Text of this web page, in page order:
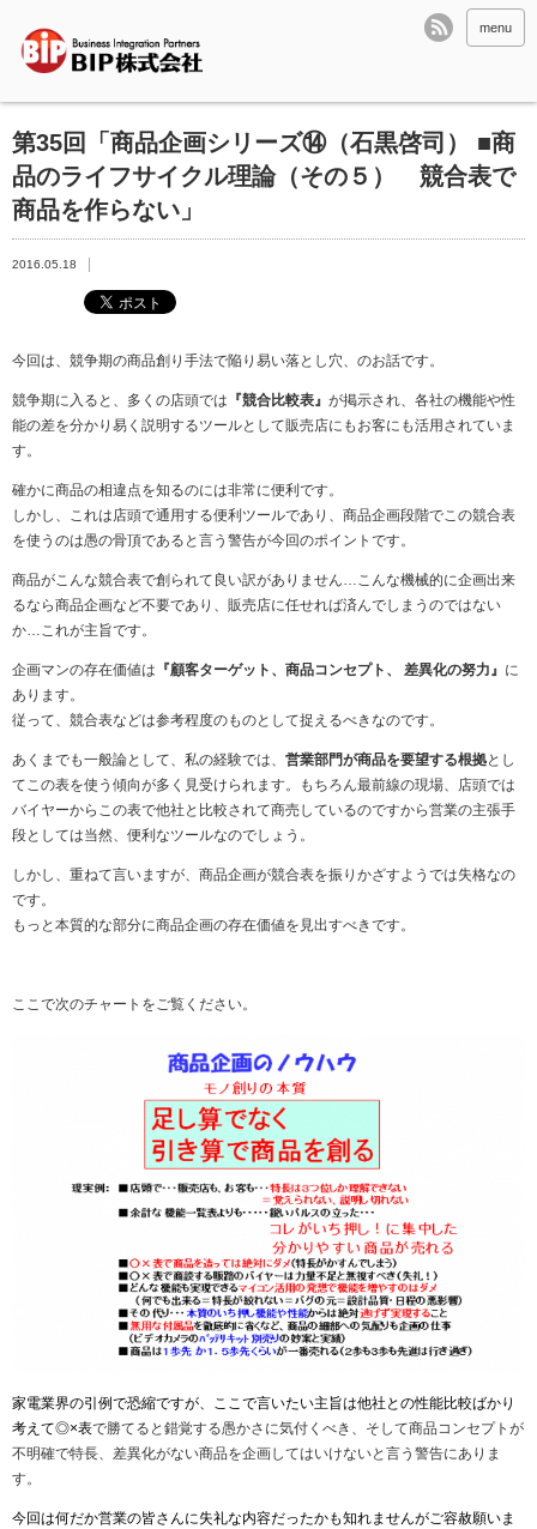
menu
第35回「商品企画シリーズ⑭（石黒啓司） ■商
品のライフサイクル理論（その５） 競合表で
商品を作らない」
2016.05.18
今回は、競争期の商品創り手法で陥り易い落とし穴、のお話です。
競争期に入ると、多くの店頭では 『競合比較表』 が掲示され、各社の機能や性
能の差を分かり易く説明するツールとして販売店にもお客にも活用されていま
す。
確かに商品の相違点を知るのには非常に便利です。
しかし、これは店頭で通用する便利ツールであり、商品企画段階でこの競合表
を使うのは愚の骨頂であると言う警告が今回のポイントです。
商品がこんな競合表で創られて良い訳がありません…こんな機械的に企画出来
るなら商品企画など不要であり、販売店に任せれば済んでしまうのではない
か…これが主旨です。
企画マンの存在価値は 『顧客ターゲット、商品コンセプト、 差異化の努力』 に
あります。
従って、競合表などは参考程度のものとして捉えるべきなのです。
あくまでも一般論として、私の経験では、 営業部門が商品を要望する根拠とし
てこの表を使う傾向が多く見受けられます。もちろん最前線の現場、店頭では
バイヤーからこの表で他社と比較されて商売しているのですから営業の主張手
段としては当然、便利なツールなのでしょう。
しかし、重ねて言いますが、商品企画が競合表を振りかざすようでは失格なの
です。
もっと本質的な部分に商品企画の存在価値を見出すべきです。
ここで次のチャートをご覧ください。
家電業界の引例で恐縮ですが、ここで言いたい主旨は他社との性能比較ばかり
考えて◎×表で勝てると錯覚する愚かさに気付くべき、そして商品コンセプトが
不明確で特長、差異化がない商品を企画してはいけないと言う警告にありま
す。
今回は何だか営業の皆さんに失礼な内容だったかも知れませんがご容赦願いま